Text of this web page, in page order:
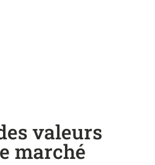
valeurs
marché